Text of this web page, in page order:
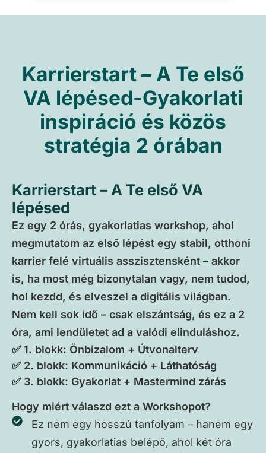
Karrierstart – A Te első
VA lépésed-Gyakorlati
inspiráció és közös
stratégia 2 órában
Karrierstart – A Te első VA
lépésed
Ez egy 2 órás, gyakorlatias workshop, ahol
megmutatom az első lépést egy stabil, otthoni
karrier felé virtuális asszisztensként – akkor
is, ha most még bizonytalan vagy, nem tudod,
hol kezdd, és elveszel a digitális világban.
Nem kell sok idő – csak elszántság, és ez a 2
óra, ami lendületet ad a valódi elinduláshoz.
✅ 1. blokk: Önbizalom + Útvonalterv
✅ 2. blokk: Kommunikáció + Láthatóság
✅ 3. blokk: Gyakorlat + Mastermind zárás
Hogy miért válaszd ezt a Workshopot?
Ez nem egy hosszú tanfolyam – hanem egy
gyors, gyakorlatias belépő, ahol két óra